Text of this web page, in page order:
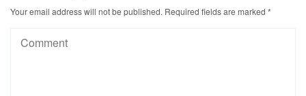
Your email address will not be published. Required fields are marked *